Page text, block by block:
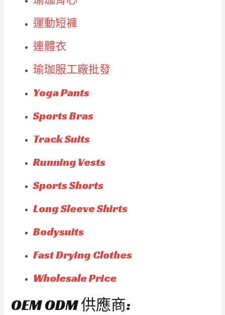
運動短褲
連體衣
瑜珈服工廠批發
Yoga Pants
Sports Bras
Track Suits
Running Vests
Sports Shorts
Long Sleeve Shirts
Bodysuits
Fast Drying Clothes
Wholesale Price
OEM ODM 供應商: